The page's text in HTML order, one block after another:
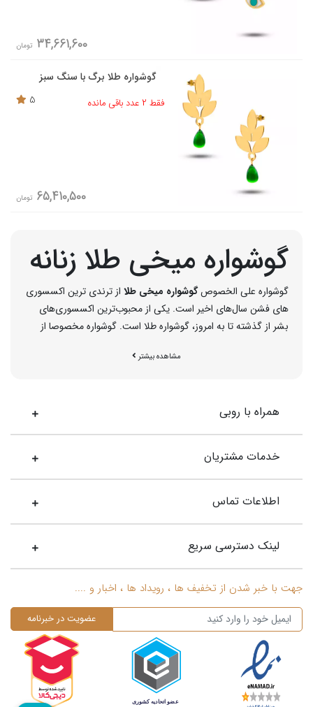
34,661,600 تومان
گوشواره طلا برگ با سنگ سبز
فقط 2 عدد باقی مانده
5
65,410,500 تومان
گوشواره میخی طلا زنانه
گوشواره علی الخصوصگوشواره میخی طلا از ترندی ترین اکسسوری
های فشن سال‌های اخیر است. یکی از محبوب‌ترین اکسسوری‌های
بشر از گذشته تا به امروز، گوشواره طلا است. گوشواره مخصوصا از
ویژه‌ای داشت. جالب است این موضوع را بدانید که این وسیله زینتی
نشانه‌های گوشواره در تمدن ایلام در کشور ایران یافت شده است.
گوشواره در تمام طول تاریخ به شکل‌های مختلف ساخته و استفاده
می‌شد؛ اما به مرور به کشورهای مختلف جهان راه پیدا کرد. مثلا اولین
گوشواره‌های میخی طلا
رسیدن روم استفاده شد. با این حال، شکل امروزی و رایج آن تازه از
سال ۱۹۲۰ وارد بازار شد.
گوشواره میخی
گوشواره میخی جزو اولین طرح‌های ساخته شده از این اکسسوری
است و از گذشته‌های دور میان انسان‌ها رواج داشت. این نوع
گوشواره به‌صورت یک پین (میخ) است که در پشت نرمه گوش قفل
می‌شود. برای زیبایی و جذابیت این مدل گوشواره خاص، روی آن
اغلب از سنگ‌های قیمتی مانند مروارید یا الماس جهت تزئین استفاده
می‌شود. گوشواره میخی معمولاً کوچک است و به دلیل انعطافی که در
پذیرش طرح‌های مختلف دارد، میان جوانان از محبوبیت بالایی
برخوردار است. اغلب گوشواره‌های میخی الماس میان خانم‌ها
پرطرفدار است؛ زیرا در عین سادگی و تک‌بودن، قیمتی است و جلوه‌ای
مشاهده بیشتر
همراه با روبی
خدمات مشتریان
اطلاعات تماس
لینک دسترسی سریع
جهت با خبر شدن از تخفیف ها ، رویداد ها ، اخبار و ....